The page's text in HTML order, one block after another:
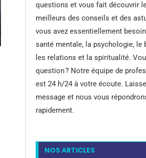
questions et vous fait découvrir
meilleurs des conseils et des
vous avez essentiellement
santé mentale, la psychologie, le
les relations et la spiritualité.
question ? Notre équipe de
est 24 h/24 à votre écoute.
message et nous vous
rapidement.
NOS ARTICLES